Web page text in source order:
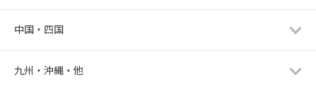
中国・四国
九州・沖縄・他